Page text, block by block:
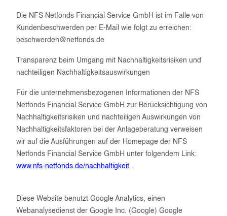
Die NFS Netfonds Financial Service GmbH ist im Falle von
Kundenbeschwerden per E-Mail wie folgt zu erreichen:
beschwerden@netfonds.de
Transparenz beim Umgang mit Nachhaltigkeitsrisiken und
nachteiligen Nachhaltigkeitsauswirkungen
Für die unternehmensbezogenen Informationen der NFS
Netfonds Financial Service GmbH zur Berücksichtigung von
Nachhaltigkeitsrisiken und nachteiligen Auswirkungen von
Nachhaltigkeitsfaktoren bei der Anlageberatung verweisen
wir auf die Ausführungen auf der Homepage der NFS
Netfonds Financial Service GmbH unter folgendem Link:
www.nfs-netfonds.de/nachhaltigkeit
Diese Website benutzt Google Analytics, einen
Webanalysedienst der Google Inc. (Google) Google